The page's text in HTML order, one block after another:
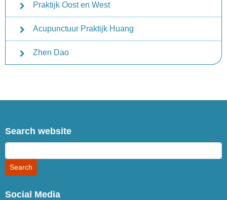
Praktijk Oost en West
Acupunctuur Praktijk Huang
Zhen Dao
Search website
Social Media